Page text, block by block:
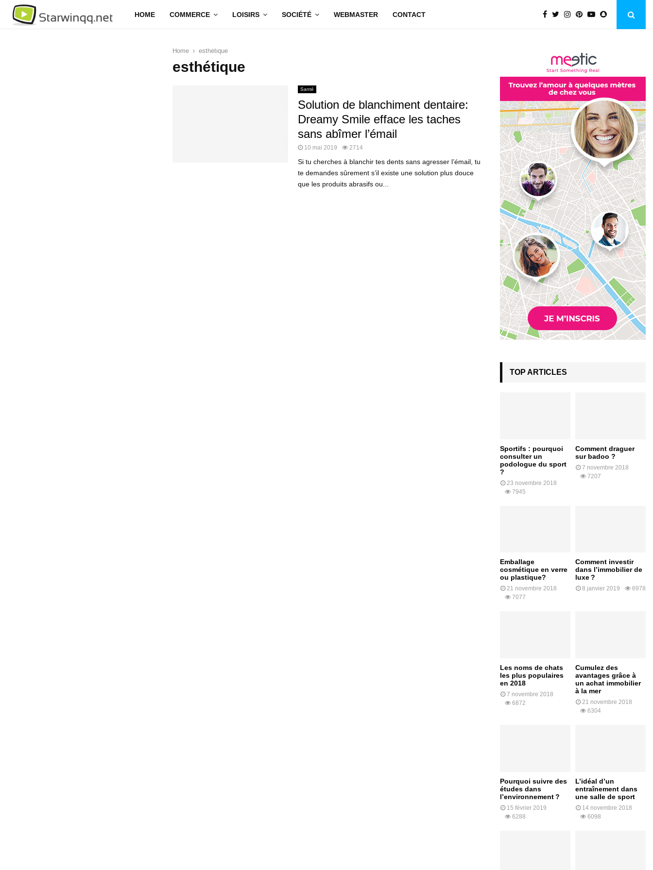
HOME COMMERCE LOISIRS SOCIÉTÉ WEBMASTER CONTACT
Home esthétique
esthétique
Santé
Solution de blanchiment dentaire:
Dreamy Smile efface les taches
sans abîmer l’émail
10 mai 2019 2714
Si tu cherches à blanchir tes dents sans agresser l’émail, tu
te demandes sûrement s’il existe une solution plus douce
que les produits abrasifs ou...
TOP ARTICLES
Sportifs : pourquoi
consulter un
podologue du sport
?
23 novembre 2018
7945
Comment draguer
sur badoo ?
7 novembre 2018
7207
Emballage
cosmétique en verre
ou plastique?
21 novembre 2018
7077
Comment investir
dans l’immobilier de
luxe ?
8 janvier 2019 6978
Les noms de chats
les plus populaires
en 2018
7 novembre 2018
6872
Cumulez des
avantages grâce à
un achat immobilier
à la mer
21 novembre 2018
6304
Pourquoi suivre des
études dans
l’environnement ?
15 février 2019
6288
L’idéal d’un
entraînement dans
une salle de sport
14 novembre 2018
6098